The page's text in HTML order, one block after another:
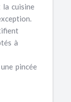
la cuisine
à
pincée